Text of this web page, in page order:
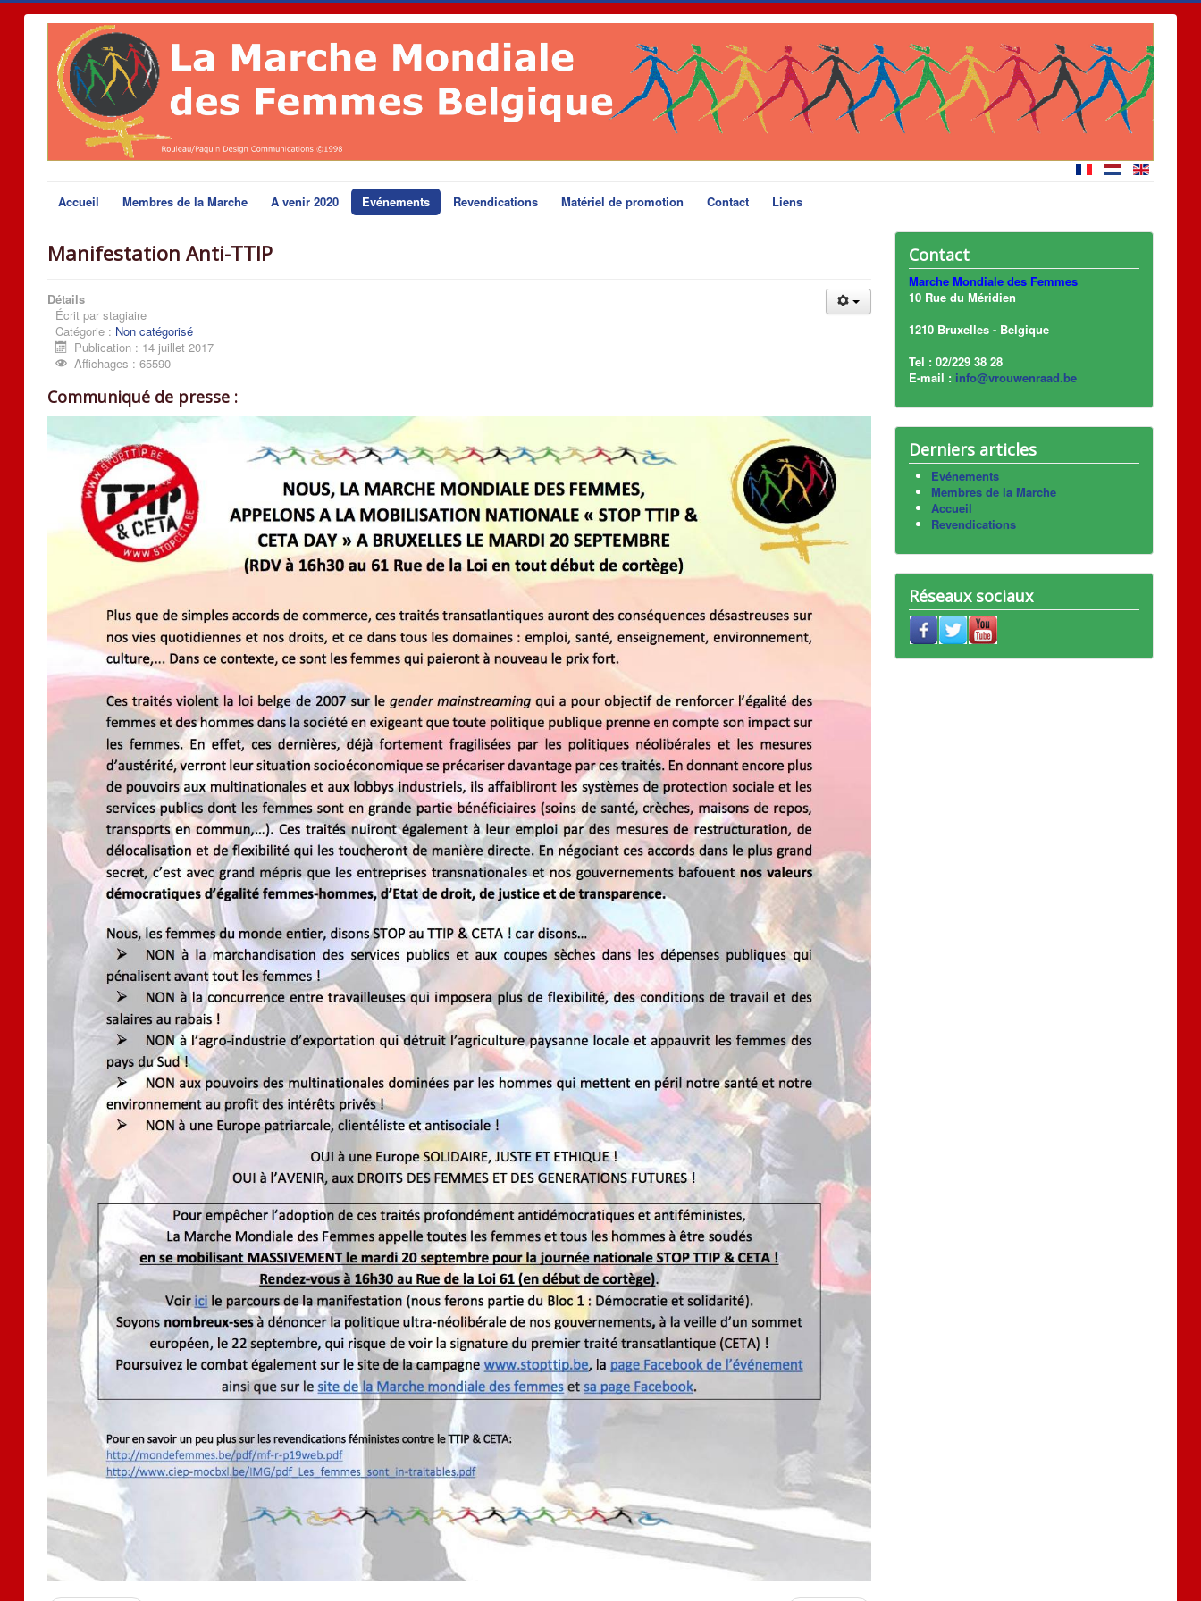
Accueil Membres de la Marche A venir 2020 Evénements Revendications Matériel de promotion Contact Liens
Manifestation Anti-TTIP
Détails
Écrit par stagiaire
Catégorie : Non catégorisé
Publication : 14 juillet 2017
Affichages : 65590
Communiqué de presse :
Contact
Marche Mondiale des Femmes
10 Rue du Méridien
1210 Bruxelles - Belgique
Tel : 02/229 38 28
E-mail : info@vrouwenraad.be
Derniers articles
Evénements
Membres de la Marche
Accueil
Revendications
Réseaux sociaux